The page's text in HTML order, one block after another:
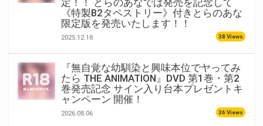
定！！ とらのあなでは発売を記念して
《特製B2タペストリー》付きとらのあな
限定版を発売いたします！！
2025.12.18 38 Views
『無自覚な幼馴染と興味本位でヤってみ
たら THE ANIMATION』DVD 第1巻・第2
巻発売記念 サイン入り台本プレゼントキ
ャンペーン 開催！
2026.08.06 36 Views